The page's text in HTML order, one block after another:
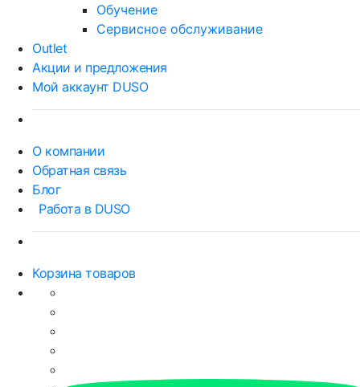
Обучение
Сервисное обслуживание
Outlet
Акции и предложения
Мой аккаунт DUSO
О компании
Обратная связь
Блог
Работа в DUSO
Корзина товаров